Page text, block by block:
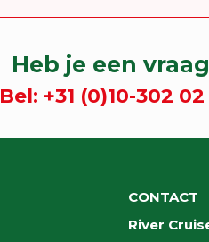
Heb je een
Bel: +31 (0)10-302
CONTACT
River